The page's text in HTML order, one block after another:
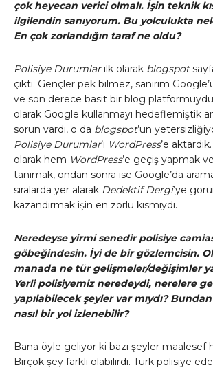
çok heyecan verici olmalı. İşin teknik
ilgilendin sanıyorum. Bu yolculukta
En çok zorlandığın taraf ne oldu?
Polisiye Durumlarilk olarak blogspot
çıktı. Gençler pek bilmez, sanırım
ve son derece basit bir blog
olarak Google kullanmayı hedeflemiştik
sorun vardı, o da blogspot’un
Polisiye Durumlar’ı WordPress’e
olarak hem WordPress’e geçiş yapmak
tanımak, ondan sonra ise Google’da
sıralarda yer alarak Dedektif Dergi’ye
kazandırmak işin en zorlu kısmıydı.
Neredeyse yirmi senedir polisiye
göbeğindesin. İyi de bir gözlemcisin.
manada ne tür gelişmeler/değişimler
Yerli polisiyemiz neredeydi, nerelere
yapılabilecek şeyler var mıydı?
nasıl bir yol izlenebilir?
Bana öyle geliyor ki bazı şeyler maalesef
Birçok şey farklı olabilirdi. Türk polisiye